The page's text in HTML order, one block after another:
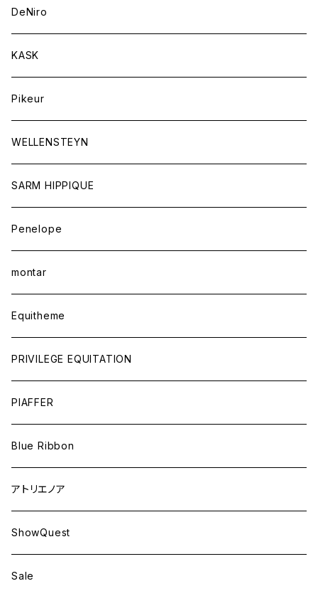
バッグ
ネクタイ
スカーフ
ジュエリー
キュロット
競技用ジャケット
キュロット
DeNiro
KASK
Pikeur
WELLENSTEYN
SARM HIPPIQUE
Penelope
montar
Equitheme
PRIVILEGE EQUITATION
PIAFFER
Blue Ribbon
アトリエノア
ShowQuest
Sale